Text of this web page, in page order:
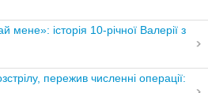
історія 10-річної Валерії з
пережив численні операції: